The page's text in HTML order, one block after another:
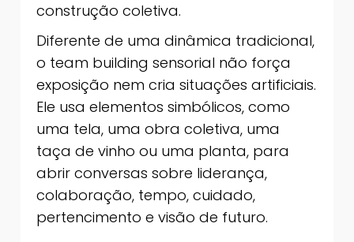
construção coletiva.
Diferente de uma dinâmica tradicional,
o team building sensorial não força
exposição nem cria situações artificiais.
Ele usa elementos simbólicos, como
uma tela, uma obra coletiva, uma
taça de vinho ou uma planta, para
abrir conversas sobre liderança,
colaboração, tempo, cuidado,
pertencimento e visão de futuro.